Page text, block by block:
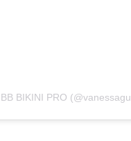
BIKINI PRO (@vanessaguzmann)